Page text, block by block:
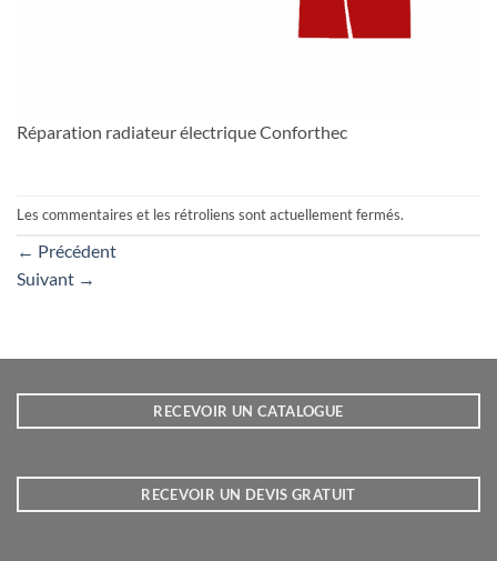
Réparation radiateur électrique Conforthec
Les commentaires et les rétroliens sont actuellement fermés.
← Précédent
Suivant →
RECEVOIR UN CATALOGUE
RECEVOIR UN DEVIS GRATUIT